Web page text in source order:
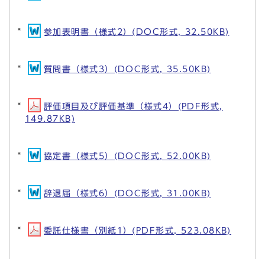
参加表明書（様式2）(DOC形式, 32.50KB)
質問書（様式3）(DOC形式, 35.50KB)
評価項目及び評価基準（様式4）(PDF形式,
149.87KB)
協定書（様式5）(DOC形式, 52.00KB)
辞退届（様式6）(DOC形式, 31.00KB)
委託仕様書（別紙1）(PDF形式, 523.08KB)